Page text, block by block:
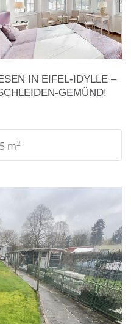
IN EIFEL-IDYLLE –
GEMÜND!
m2